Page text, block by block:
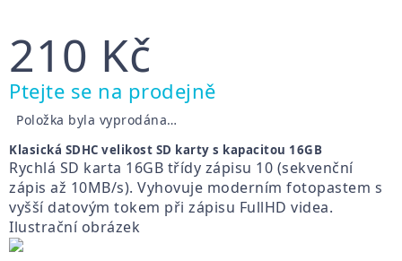
210 Kč
Měrná
cena:
Ptejte se na prodejně
Položka byla vyprodána…
Klasická SDHC velikost SD karty s kapacitou 16GB
Rychlá SD karta 16GB třídy zápisu 10 (sekvenční
zápis až 10MB/s). Vyhovuje moderním fotopastem s
vyšší datovým tokem při zápisu FullHD videa.
Ilustrační obrázek